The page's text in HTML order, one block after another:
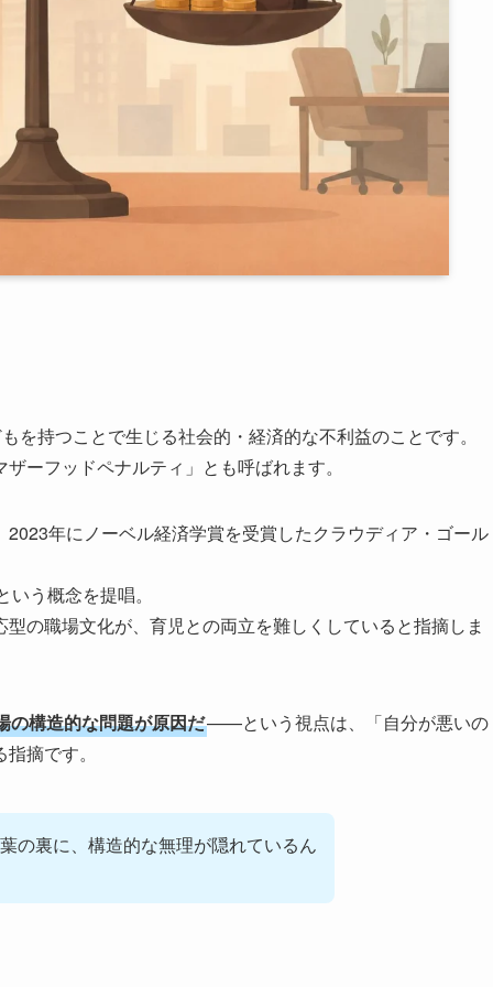
持つことで生じる社会的・経済的な不利益のことです。
ーフッドペナルティ」とも呼ばれます。
年にノーベル経済学賞を受賞したクラウディア・ゴール
う概念を提唱。
の職場文化が、育児との両立を難しくしていると指摘しま
の構造的な問題が原因だ——という視点は、「自分が悪いの
摘です。
の裏に、構造的な無理が隠れているん